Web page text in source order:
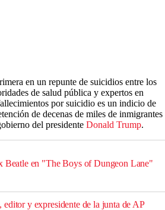
en un repunte de suicidios entre los
de salud pública y expertos en
por suicidio es un indicio de
de decenas de miles de inmigrantes
del presidente Donald Trump.
Beatle en "The Boys of Dungeon Lane"
y expresidente de la junta de AP